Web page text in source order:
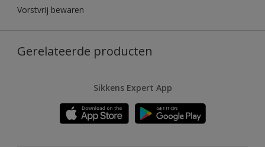
Vorstvrij bewaren
Gerelateerde producten
Sikkens Expert App